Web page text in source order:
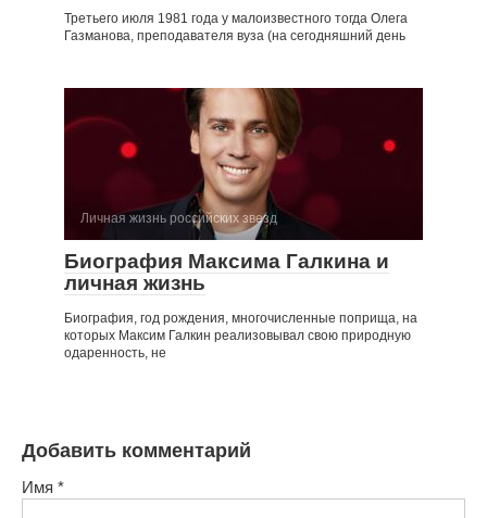
Третьего июля 1981 года у малоизвестного тогда Олега
Газманова, преподавателя вуза (на сегодняшний день
Личная жизнь российских звезд
Биография Максима Галкина и
личная жизнь
Биография, год рождения, многочисленные поприща, на
которых Максим Галкин реализовывал свою природную
одаренность, не
Добавить комментарий
Имя *